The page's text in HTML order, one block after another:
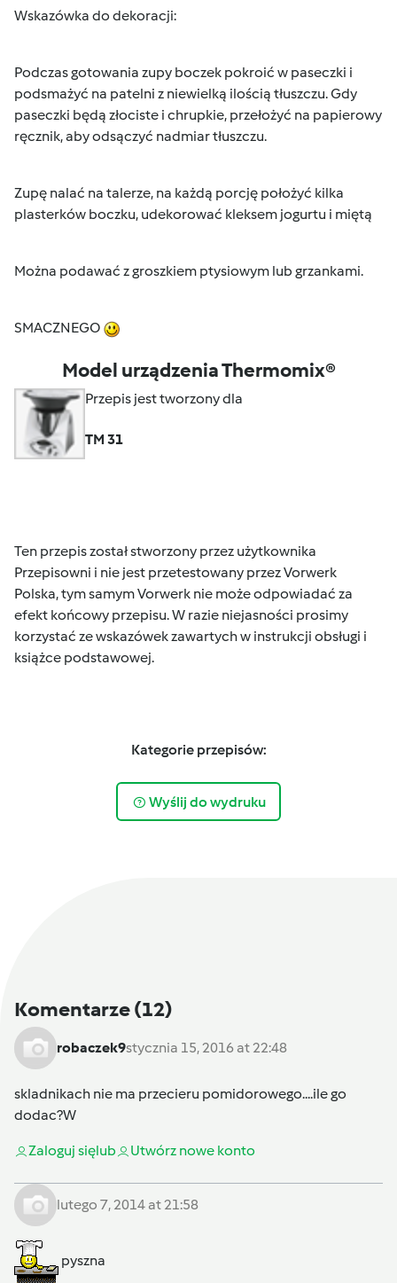
Wskazówka do dekoracji:
Podczas gotowania zupy boczek pokroić w paseczki i
podsmażyć na patelni z niewielką ilością tłuszczu. Gdy
paseczki będą złociste i chrupkie, przełożyć na papierowy
ręcznik, aby odsączyć nadmiar tłuszczu.
Zupę nalać na talerze, na każdą porcję położyć kilka
plasterków boczku, udekorować kleksem jogurtu i miętą
Można podawać z groszkiem ptysiowym lub grzankami.
SMACZNEGO
Model urządzenia Thermomix®
Przepis jest tworzony dla
TM 31
Ten przepis został stworzony przez użytkownika
Przepisowni i nie jest przetestowany przez Vorwerk
Polska, tym samym Vorwerk nie może odpowiadać za
efekt końcowy przepisu. W razie niejasności prosimy
korzystać ze wskazówek zawartych w instrukcji obsługi i
książce podstawowej.
Kategorie przepisów:
Wyślij do wydruku
Komentarze(12)
robaczek9stycznia 15, 2016 at 22:48
skladnikach nie ma przecieru pomidorowego....ile go
dodac?W
Zaloguj sięlub Utwórz nowe konto
lutego 7, 2014 at 21:58
pyszna